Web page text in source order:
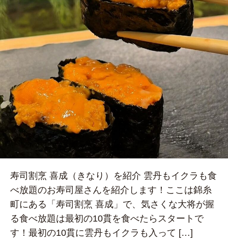
寿司割烹 喜成（きなり）を紹介 雲丹もイクラも食
べ放題のお寿司屋さんを紹介します！ここは錦糸
町にある「寿司割烹 喜成」で、気さくな大将が握
る食べ放題は最初の10貫を食べたらスタートで
す！最初の10貫に雲丹もイクラも入って […]